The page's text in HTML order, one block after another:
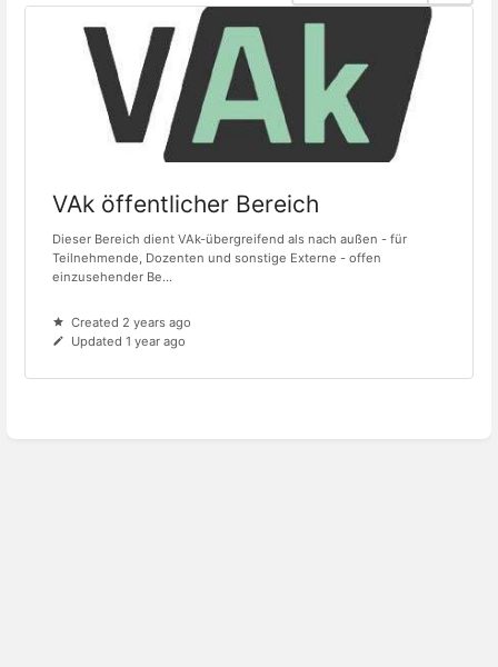
VAk öffentlicher Bereich
Dieser Bereich dient VAk-übergreifend als nach außen - für
Teilnehmende, Dozenten und sonstige Externe - offen
einzusehender Be...
Created 2 years ago
Updated 1 year ago